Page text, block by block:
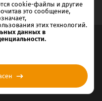
данных
cookie-файлы и другие
это сообщение,
этих технологий.
данных в